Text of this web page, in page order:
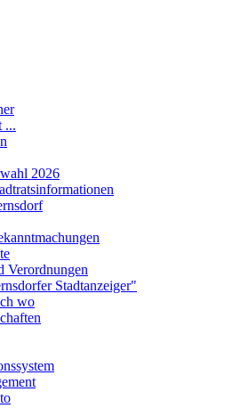
...
2026
Verordnungen
Stadtanzeiger"
wo